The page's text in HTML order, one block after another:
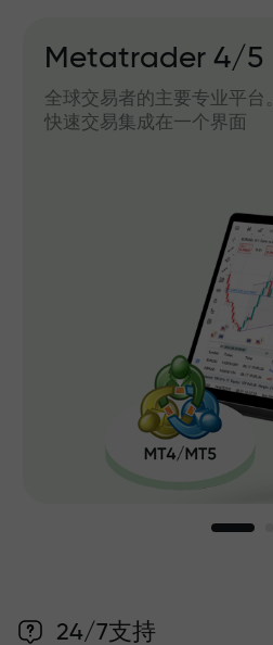
Metatrader 4/5
全球交易者的主要专业平台
快速交易集成在一个界面
24/7支持